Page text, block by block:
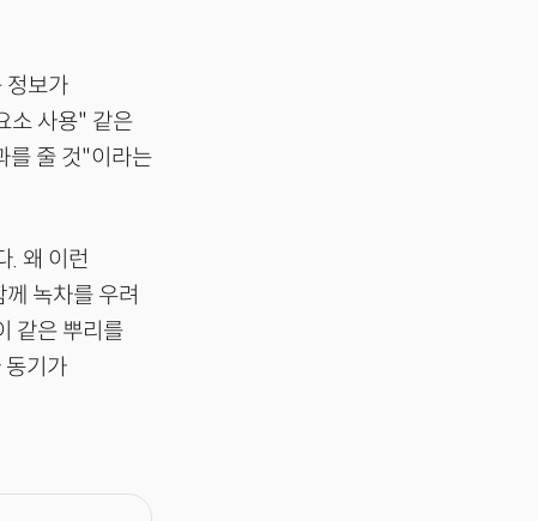
정보가
소 사용" 같은
를 줄 것"이라는
. 왜 이런
녹차를 우려
같은 뿌리를
동기가